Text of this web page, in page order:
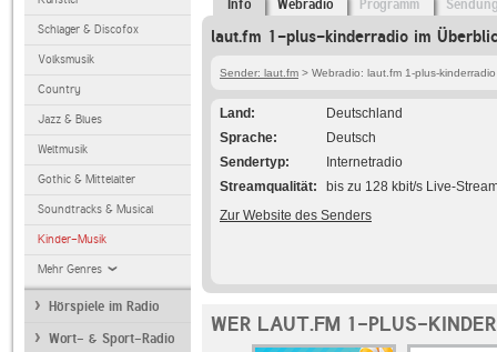
Schlager & Discofox
Volksmusik
Country
Jazz & Blues
Weltmusik
Gothic & Mittelalter
Soundtracks & Musical
Kinder-Musik
Mehr Genres
Hörspiele im Radio
Wort- & Sport-Radio
Info Webradio Programm
laut.fm 1-plus-kinderradio im
Sender: laut.fm > Webradio: laut.fm 1-plus-kinderradio
Land
Deutschland
Sprache
Deutsch
Sendertyp
Internetradio
Streamqualität
bis zu 128 kbit/s Live-
Zur Website des Senders
WER LAUT.FM 1-PLUS-